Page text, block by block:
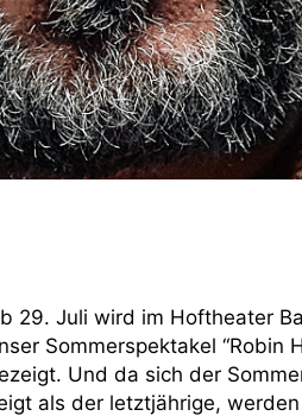
29. Juli wird im Hoftheater
Sommerspektakel “Robin
Und da sich der
als der letztjährige,